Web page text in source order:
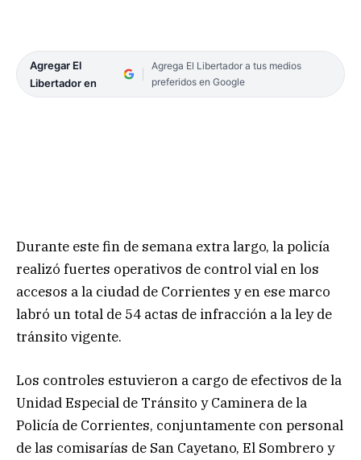
Agregar El
Libertador en
Agrega El Libertador a tus medios
preferidos en Google
Durante este fin de semana extra largo, la policía
realizó fuertes operativos de control vial en los
accesos a la ciudad de Corrientes y en ese marco
labró un total de 54 actas de infracción a la ley de
tránsito vigente.
Los controles estuvieron a cargo de efectivos de la
Unidad Especial de Tránsito y Caminera de la
Policía de Corrientes, conjuntamente con personal
de las comisarías de San Cayetano, El Sombrero y